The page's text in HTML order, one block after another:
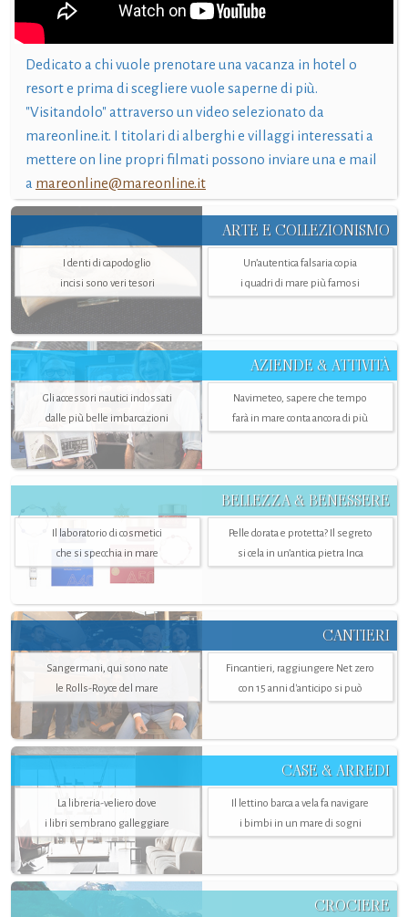
Dedicato a chi vuole prenotare una vacanza in hotel o
resort e prima di scegliere vuole saperne di più.
"Visitandolo" attraverso un video selezionato da
mareonline.it. I titolari di alberghi e villaggi interessati a
mettere on line propri filmati possono inviare una e mail
a mareonline@mareonline.it
ARTE E COLLEZIONISMO
I denti di capodoglio
incisi sono veri tesori
Un’autentica falsaria copia
i quadri di mare più famosi
AZIENDE & ATTIVITÀ
Gli accessori nautici indossati
dalle più belle imbarcazioni
Navimeteo, sapere che tempo
farà in mare conta ancora di più
BELLEZZA & BENESSERE
Il laboratorio di cosmetici
che si specchia in mare
Pelle dorata e protetta? Il segreto
si cela in un’antica pietra Inca
CANTIERI
Sangermani, qui sono nate
le Rolls-Royce del mare
Fincantieri, raggiungere Net zero
con 15 anni d'anticipo si può
CASE & ARREDI
La libreria-veliero dove
i libri sembrano galleggiare
Il lettino barca a vela fa navigare
i bimbi in un mare di sogni
CROCIERE